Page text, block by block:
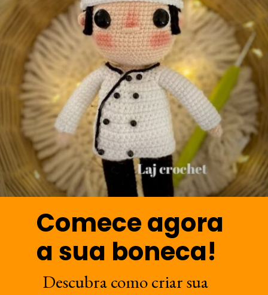
Comece agora
a sua boneca!
Descubra como criar sua